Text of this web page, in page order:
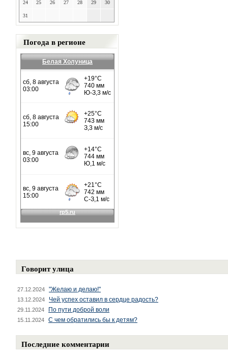
24 25 26 27 28 29 30
31
Погода в регионе
Белая Холуница
Говорит улица
27.12.2024 "Желаю и делаю!"
13.12.2024 Чей успех оставил в сердце радость?
29.11.2024 По пути доброй воли
15.11.2024 С чем обратились бы к детям?
Последние комментарии